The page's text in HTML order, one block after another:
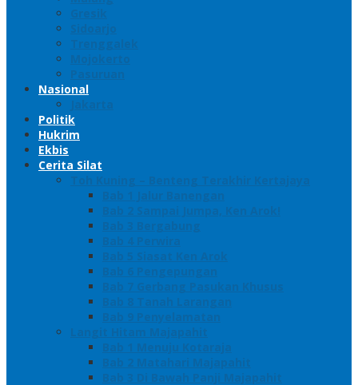
Gresik
Sidoarjo
Trenggalek
Mojokerto
Pasuruan
Nasional
Jakarta
Politik
Hukrim
Ekbis
Cerita Silat
Toh Kuning – Benteng Terakhir Kertajaya
Bab 1 Jalur Banengan
Bab 2 Sampai Jumpa, Ken Arok!
Bab 3 Bergabung
Bab 4 Perwira
Bab 5 Siasat Ken Arok
Bab 6 Pengepungan
Bab 7 Gerbang Pasukan Khusus
Bab 8 Tanah Larangan
Bab 9 Penyelamatan
Langit Hitam Majapahit
Bab 1 Menuju Kotaraja
Bab 2 Matahari Majapahit
Bab 3 Di Bawah Panji Majapahit